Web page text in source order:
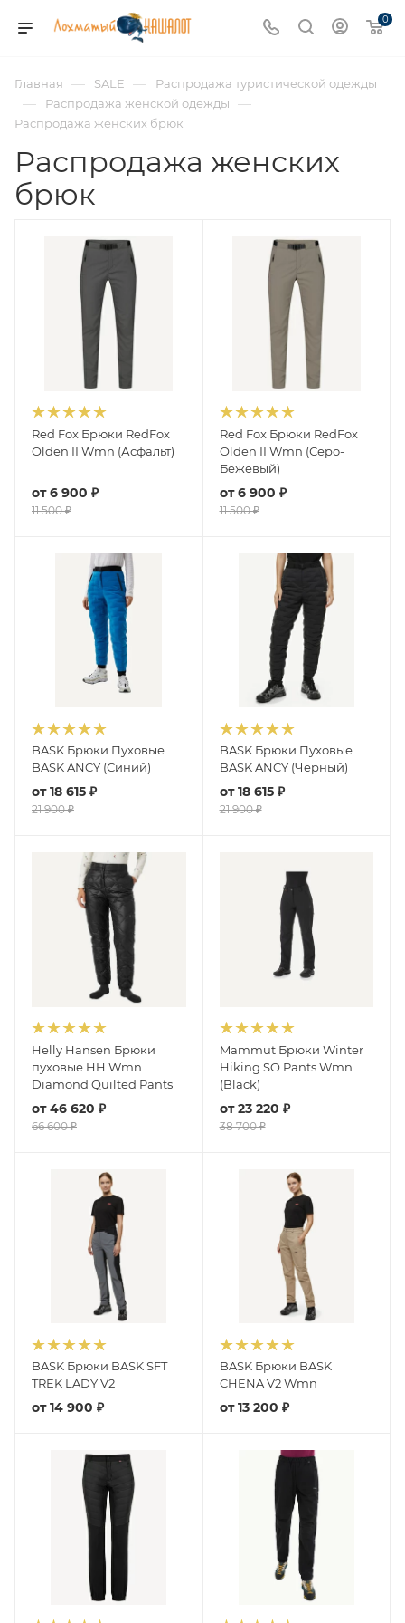
0
Главная — SALE — Распродажа туристической одежды
— Распродажа женской одежды —
Распродажа женских брюк
Распродажа женских
брюк
Red Fox Брюки RedFox
Olden II Wmn (Асфальт)
от6 900 ₽
11 500 ₽
Red Fox Брюки RedFox
Olden II Wmn (Серо-
Бежевый)
от6 900 ₽
11 500 ₽
BASK Брюки Пуховые
BASK ANCY (Синий)
от18 615 ₽
21 900 ₽
BASK Брюки Пуховые
BASK ANCY (Черный)
от18 615 ₽
21 900 ₽
Helly Hansen Брюки
пуховые HH Wmn
Diamond Quilted Pants
от46 620 ₽
66 600 ₽
Mammut Брюки Winter
Hiking SO Pants Wmn
(Black)
от23 220 ₽
38 700 ₽
BASK Брюки BASK SFT
TREK LADY V2
от14 900 ₽
BASK Брюки BASK
CHENA V2 Wmn
от13 200 ₽